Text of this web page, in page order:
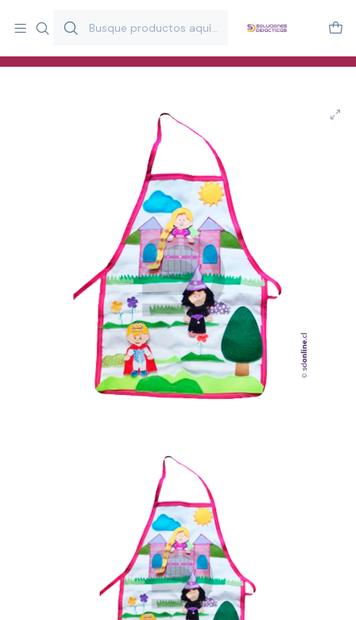
y estimulación infantil en Chile.
Especialistas en recursos educativos para aulas, terapeutas y